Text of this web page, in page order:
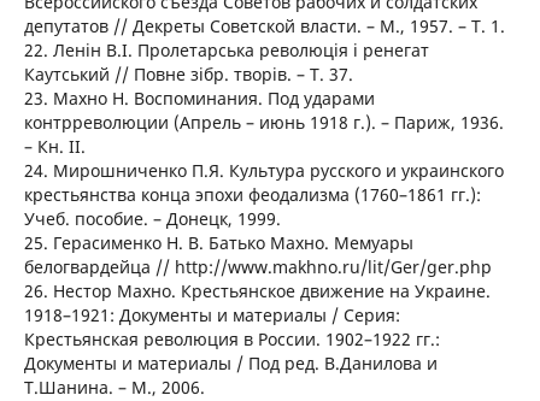
депутатов // Декреты Советской власти. – М., 1957. – Т. 1.
22. Ленін В.І. Пролетарська революція і ренегат
Каутський // Повне зібр. творів. – Т. 37.
23. Махно Н. Воспоминания. Под ударами
контрреволюции (Апрель – июнь 1918 г.). – Париж, 1936.
– Кн. ІІ.
24. Мирошниченко П.Я. Культура русского и украинского
крестьянства конца эпохи феодализма (1760–1861 гг.):
Учеб. пособие. – Донецк, 1999.
25. Герасименко Н. В. Батько Махно. Мемуары
белогвардейца // http://www.makhno.ru/lit/Ger/ger.php
26. Нестор Махно. Крестьянское движение на Украине.
1918–1921: Документы и материалы / Серия:
Крестьянская революция в России. 1902–1922 гг.:
Документы и материалы / Под ред. В.Данилова и
Т.Шанина. – М., 2006.